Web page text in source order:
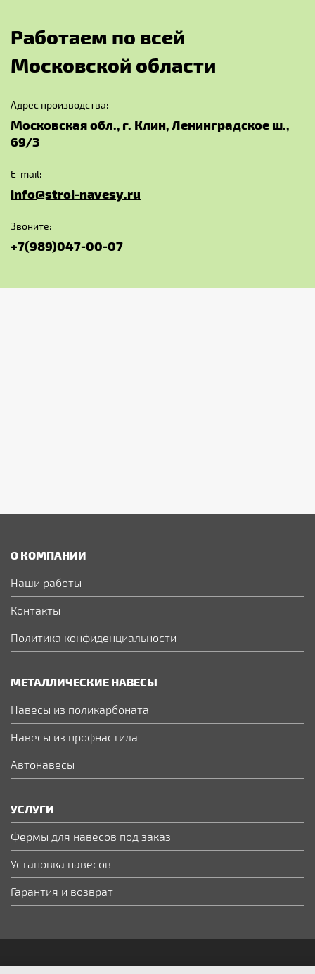
Работаем по всей
Московской области
Адрес производства:
Московская обл., г. Клин, Ленинградское ш.,
69/3
E-mail:
info@stroi-navesy.ru
Звоните:
+7(989)047-00-07
О КОМПАНИИ
Наши работы
Контакты
Политика конфиденциальности
МЕТАЛЛИЧЕСКИЕ НАВЕСЫ
Навесы из поликарбоната
Навесы из профнастила
Автонавесы
УСЛУГИ
Фермы для навесов под заказ
Установка навесов
Гарантия и возврат